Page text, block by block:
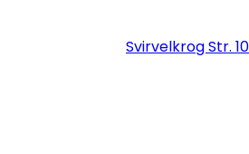
Svirvelkrog Str.